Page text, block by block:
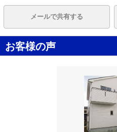
メールで共有する
お客様の声